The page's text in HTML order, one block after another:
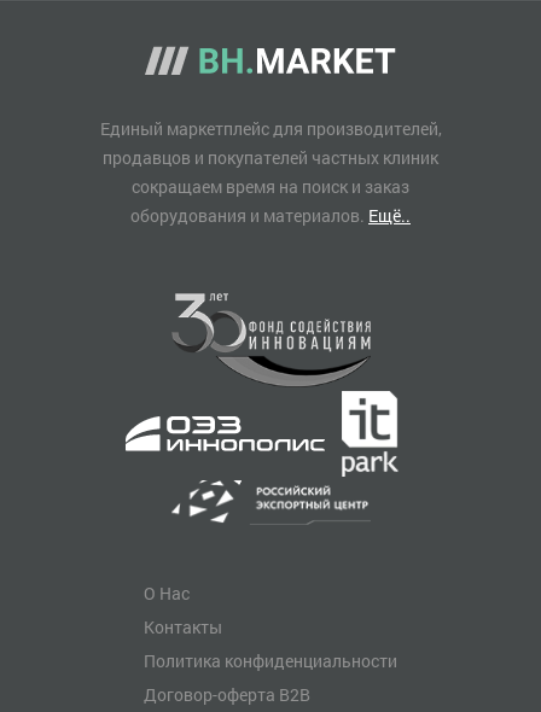
Единый маркетплейс для производителей,
продавцов и покупателей частных клиник
сокращаем время на поиск и заказ
оборудования и материалов. Ещё..
О Нас
Контакты
Политика конфиденциальности
Договор-оферта B2B